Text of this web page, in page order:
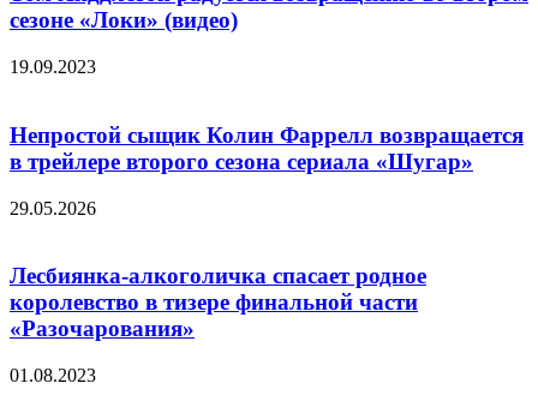
сезоне «Локи» (видео)
19.09.2023
Непростой сыщик Колин Фаррелл возвращается
в трейлере второго сезона сериала «Шугар»
29.05.2026
Лесбиянка-алкоголичка спасает родное
королевство в тизере финальной части
«Разочарования»
01.08.2023